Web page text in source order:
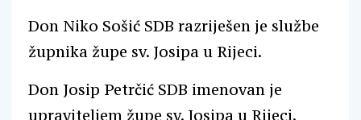
Don Niko Sošić SDB razriješen je službe
župnika župe sv. Josipa u Rijeci.
Don Josip Petrčić SDB imenovan je
upraviteljem župe sv. Josipa u Rijeci.